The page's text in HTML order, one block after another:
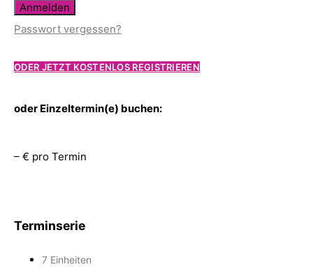
Anmelden
Passwort vergessen?
ODER JETZT KOSTENLOS REGISTRIEREN
oder Einzeltermin(e) buchen:
– € pro Termin
Terminserie
7 Einheiten